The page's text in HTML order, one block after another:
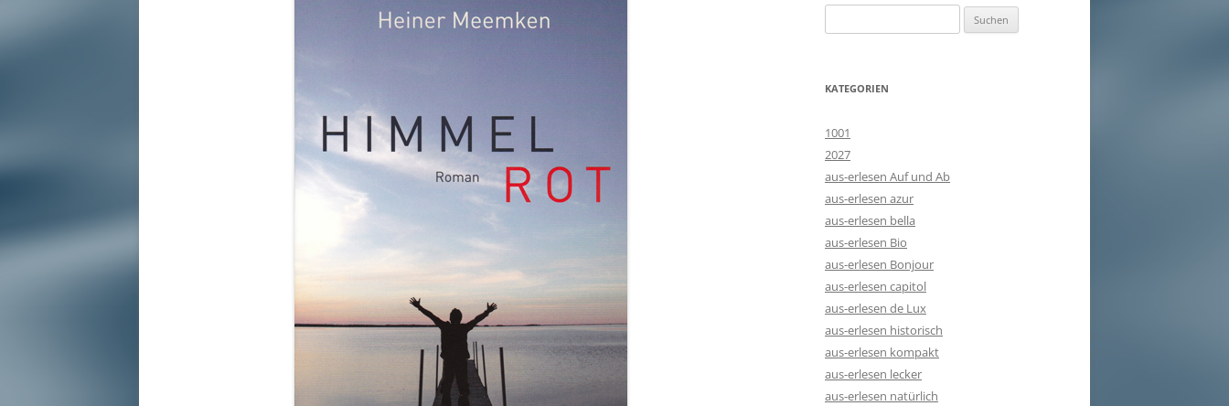
nach:
KATEGORIEN
1001
2027
aus-erlesen Auf und Ab
aus-erlesen azur
aus-erlesen bella
aus-erlesen Bio
aus-erlesen Bonjour
aus-erlesen capitol
aus-erlesen de Lux
aus-erlesen historisch
aus-erlesen kompakt
aus-erlesen lecker
aus-erlesen natürlich